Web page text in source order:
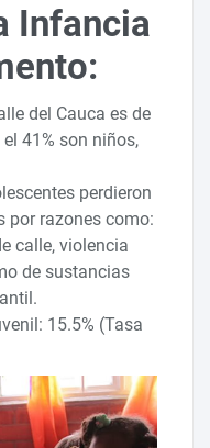
Infancia
del Cauca es de
41% son niños,
perdieron
por razones como:
calle, violencia
de sustancias
15.5% (Tasa